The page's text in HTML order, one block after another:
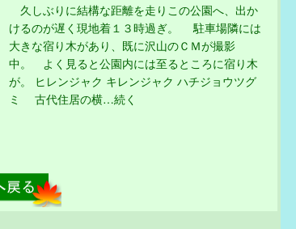
久しぶりに結構な距離を走りこの公園へ、出か
けるのが遅く現地着１３時過ぎ。 駐車場隣には
大きな宿り木があり、既に沢山のＣＭが撮影
中。 よく見ると公園内には至るところに宿り木
が。 ヒレンジャク キレンジャク ハチジョウツグ
ミ 古代住居の横…続く